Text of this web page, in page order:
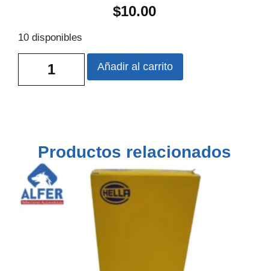
$10.00
10 disponibles
Añadir al carrito
Productos relacionados